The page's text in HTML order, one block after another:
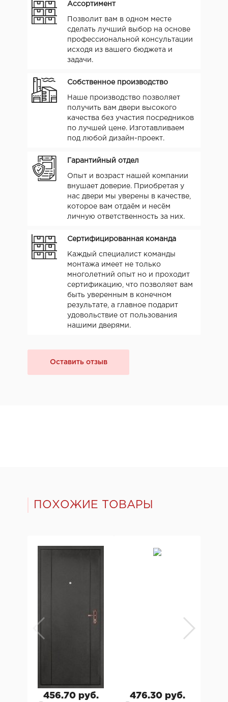
Ассортимент
Позволит вам в одном месте
сделать лучший выбор на основе
профессиональной консультации
исходя из вашего бюджета и
задачи.
Собственное производство
Наше производство позволяет
получить вам двери высокого
качества без участия посредников
по лучшей цене. Изготавливаем
под любой дизайн-проект.
Гарантийный отдел
Опыт и возраст нашей компании
внушает доверие. Приобретая у
нас двери мы уверены в качестве,
которое вам отдаём и несём
личную ответственность за них.
Сертифицированная команда
Каждый специалист команды
монтажа имеет не только
многолетний опыт но и проходит
сертификацию, что позволяет вам
быть уверенным в конечном
результате, а главное подарит
удовольствие от пользования
нашими дверями.
Оставить отзыв
ПОХОЖИЕ ТОВАРЫ
456.70 руб. 476.30 руб.